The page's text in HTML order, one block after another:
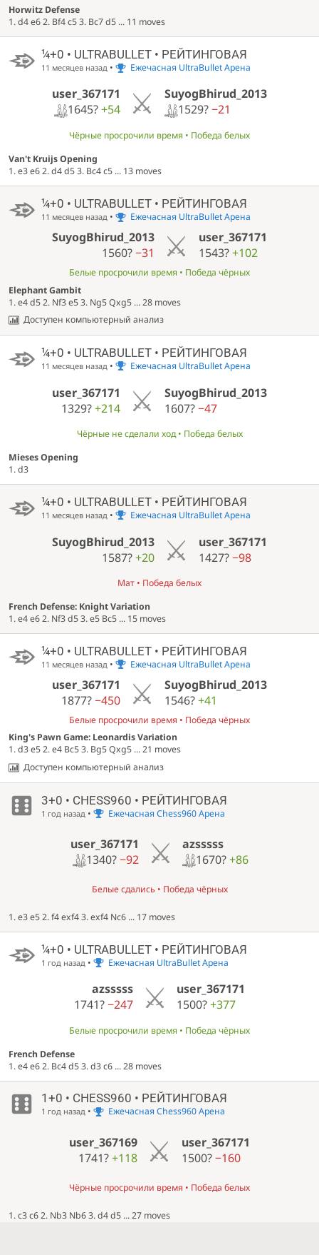
Horwitz Defense
1. d4 e6 2. Bf4 c5 3. Bc7 d5 ... 11 moves
¼+0 • ULTRABULLET • РЕЙТИНГОВАЯ
11 месяцев назад• Ежечасная UltraBullet Арена
user_367171
1645?+54
SuyogBhirud_2013
1529?−21
Чёрные просрочили время • Победа белых
Van't Kruijs Opening
1. e3 e6 2. d4 d5 3. Bc4 c5 ... 13 moves
¼+0 • ULTRABULLET • РЕЙТИНГОВАЯ
11 месяцев назад• Ежечасная UltraBullet Арена
SuyogBhirud_2013
1560?−31
user_367171
1543?+102
Белые просрочили время • Победа чёрных
Elephant Gambit
1. e4 d5 2. Nf3 e5 3. Ng5 Qxg5 ... 28 moves
Доступен компьютерный анализ
¼+0 • ULTRABULLET • РЕЙТИНГОВАЯ
11 месяцев назад• Ежечасная UltraBullet Арена
user_367171
1329?+214
SuyogBhirud_2013
1607?−47
Чёрные не сделали ход • Победа белых
Mieses Opening
1. d3
¼+0 • ULTRABULLET • РЕЙТИНГОВАЯ
11 месяцев назад• Ежечасная UltraBullet Арена
SuyogBhirud_2013
1587?+20
user_367171
1427?−98
Мат • Победа белых
French Defense: Knight Variation
1. e4 e6 2. Nf3 d5 3. e5 Bc5 ... 15 moves
¼+0 • ULTRABULLET • РЕЙТИНГОВАЯ
11 месяцев назад• Ежечасная UltraBullet Арена
user_367171
1877?−450
SuyogBhirud_2013
1546?+41
Белые просрочили время • Победа чёрных
King's Pawn Game: Leonardis Variation
1. d3 e5 2. e4 Bc5 3. Bg5 Qxg5 ... 21 moves
Доступен компьютерный анализ
3+0 • CHESS960 • РЕЙТИНГОВАЯ
1 год назад• Ежечасная Chess960 Арена
user_367171
1340?−92
azsssss
1670?+86
Белые сдались • Победа чёрных
1. e3 e5 2. f4 exf4 3. exf4 Nc6 ... 17 moves
¼+0 • ULTRABULLET • РЕЙТИНГОВАЯ
1 год назад• Ежечасная UltraBullet Арена
azsssss
1741?−247
user_367171
1500?+377
Белые просрочили время • Победа чёрных
French Defense
1. e4 e6 2. Bc4 d5 3. d3 c6 ... 28 moves
1+0 • CHESS960 • РЕЙТИНГОВАЯ
1 год назад• Ежечасная Chess960 Арена
user_367169
1741?+118
user_367171
1500?−160
Чёрные просрочили время • Победа белых
1. c3 c6 2. Nb3 Nb6 3. d4 d5 ... 27 moves